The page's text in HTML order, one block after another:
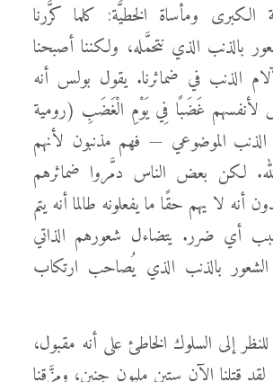
ومأساة الخطيَّة: كلما كرَّرنا
بالذنب الذي نتحمَّله، ولكننا أصبحنا
الذنب في ضمائرنا. يقول بولس أنه
لأنفسهم غَضَبًا فِي يَوْمِ الْغَضَبِ (رومية
الذنب الموضوعي — فهم مذنبون لأنهم
لكن بعض الناس دمَّروا ضمائرهم
أنه لا يهم حقًا ما يفعلونه طالما أنه يتم
أي ضرر. يتضاءل شعورهم الذاتي
بالذنب الذي يُصاحب ارتكاب
إلى السلوك الخاطئ على أنه مقبول،